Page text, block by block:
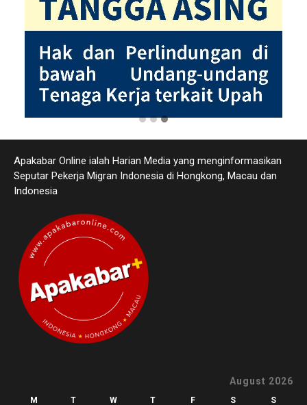
Apakabar Online ialah Harian Media yang menginformasikan
Seputar Pekerja Migran Indonesia di Hongkong, Macau dan
Indonesia
August 2026
M T W T F S S